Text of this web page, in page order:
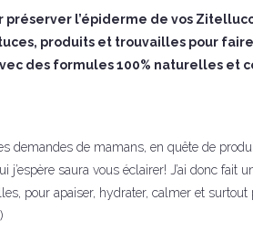
préserver l’épiderme de vos
produits et trouvailles pour
des formules 100% naturelles et
demandes de mamans, en quête de
j’espère saura vous éclairer! J’ai donc fait
pour apaiser, hydrater, calmer et